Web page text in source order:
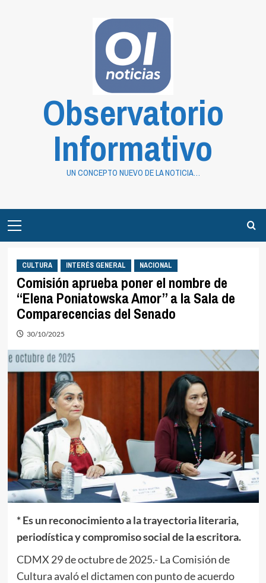
Observatorio
Informativo
UN CONCEPTO NUEVO DE LA NOTICIA…
Menu
CULTURA INTERÉS GENERAL NACIONAL
Comisión aprueba poner el nombre de
“Elena Poniatowska Amor” a la Sala de
Comparecencias del Senado
30/10/2025
* Esun reconocimiento a la trayectoria literaria,
periodística y compromiso social de la escritora.
CDMX 29 de octubre de 2025.- La Comisión de
Cultura avaló el dictamen con punto de acuerdo